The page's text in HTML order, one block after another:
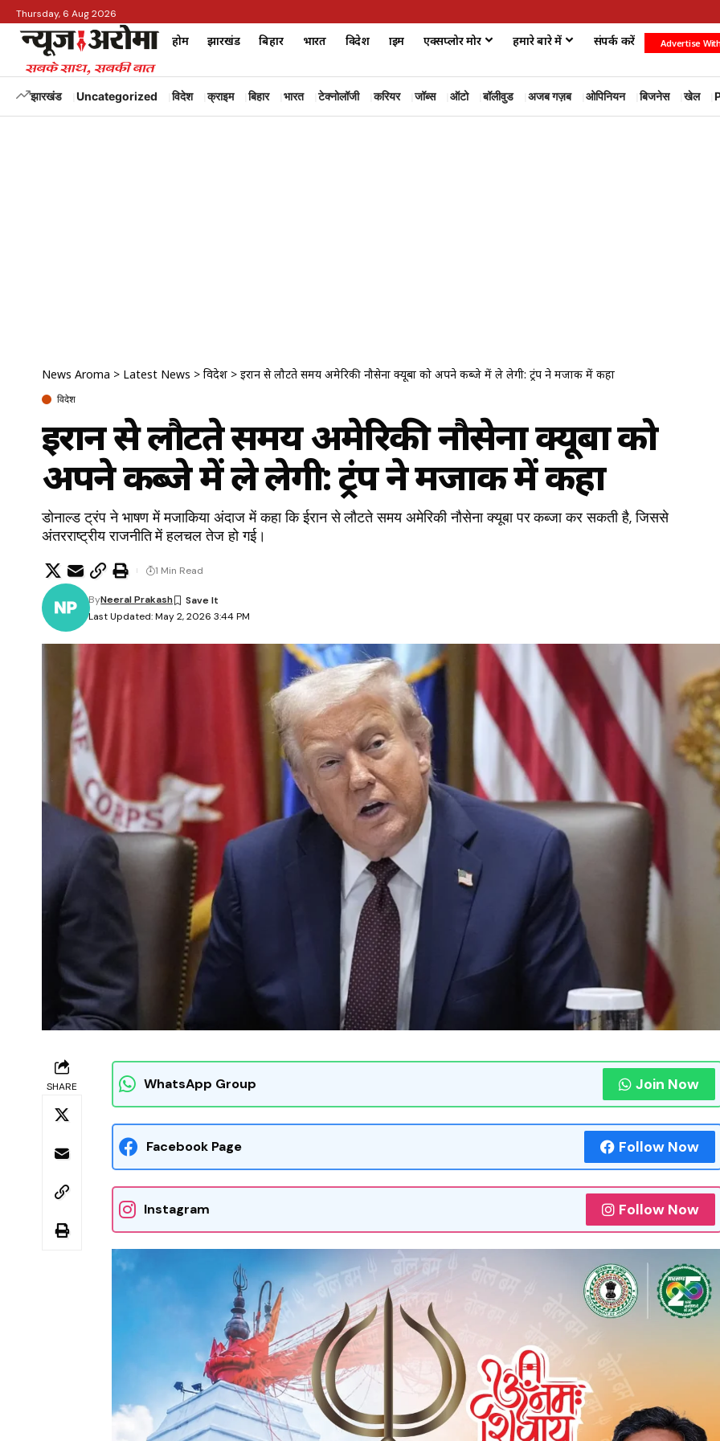
Thursday, 6 Aug 2026
होम झारखंड बिहार भारत विदेश क्राइम एक्सप्लोर मोर हमारे बारे में संपर्क करें Advertise
झारखंड Uncategorized विदेश क्राइम बिहार भारत टेक्नोलॉजी करियर जॉब्स ऑटो बॉलीवुड अजब गज़ब ओपिनियन बिजनेस खेल
News Aroma > Latest News > विदेश > ईरान से लौटते समय अमेरिकी नौसेना क्यूबा को अपने कब्जे में ले लेगी: ट्रंप ने मजाक में कहा
विदेश
ईरान से लौटते समय अमेरिकी नौसेना क्यूबा को
अपने कब्जे में ले लेगी: ट्रंप ने मजाक में कहा
डोनाल्ड ट्रंप ने भाषण में मजाकिया अंदाज में कहा कि ईरान से लौटते समय अमेरिकी नौसेना क्यूबा पर कब्जा कर सकती है, जिससे
अंतरराष्ट्रीय राजनीति में हलचल तेज हो गई।
Last Updated: May 2, 2026 3:44 PM
ByNeeral Prakash
1 Min Read
SHARE WhatsApp Group Join Now
Facebook Page Follow Now
Instagram Follow Now